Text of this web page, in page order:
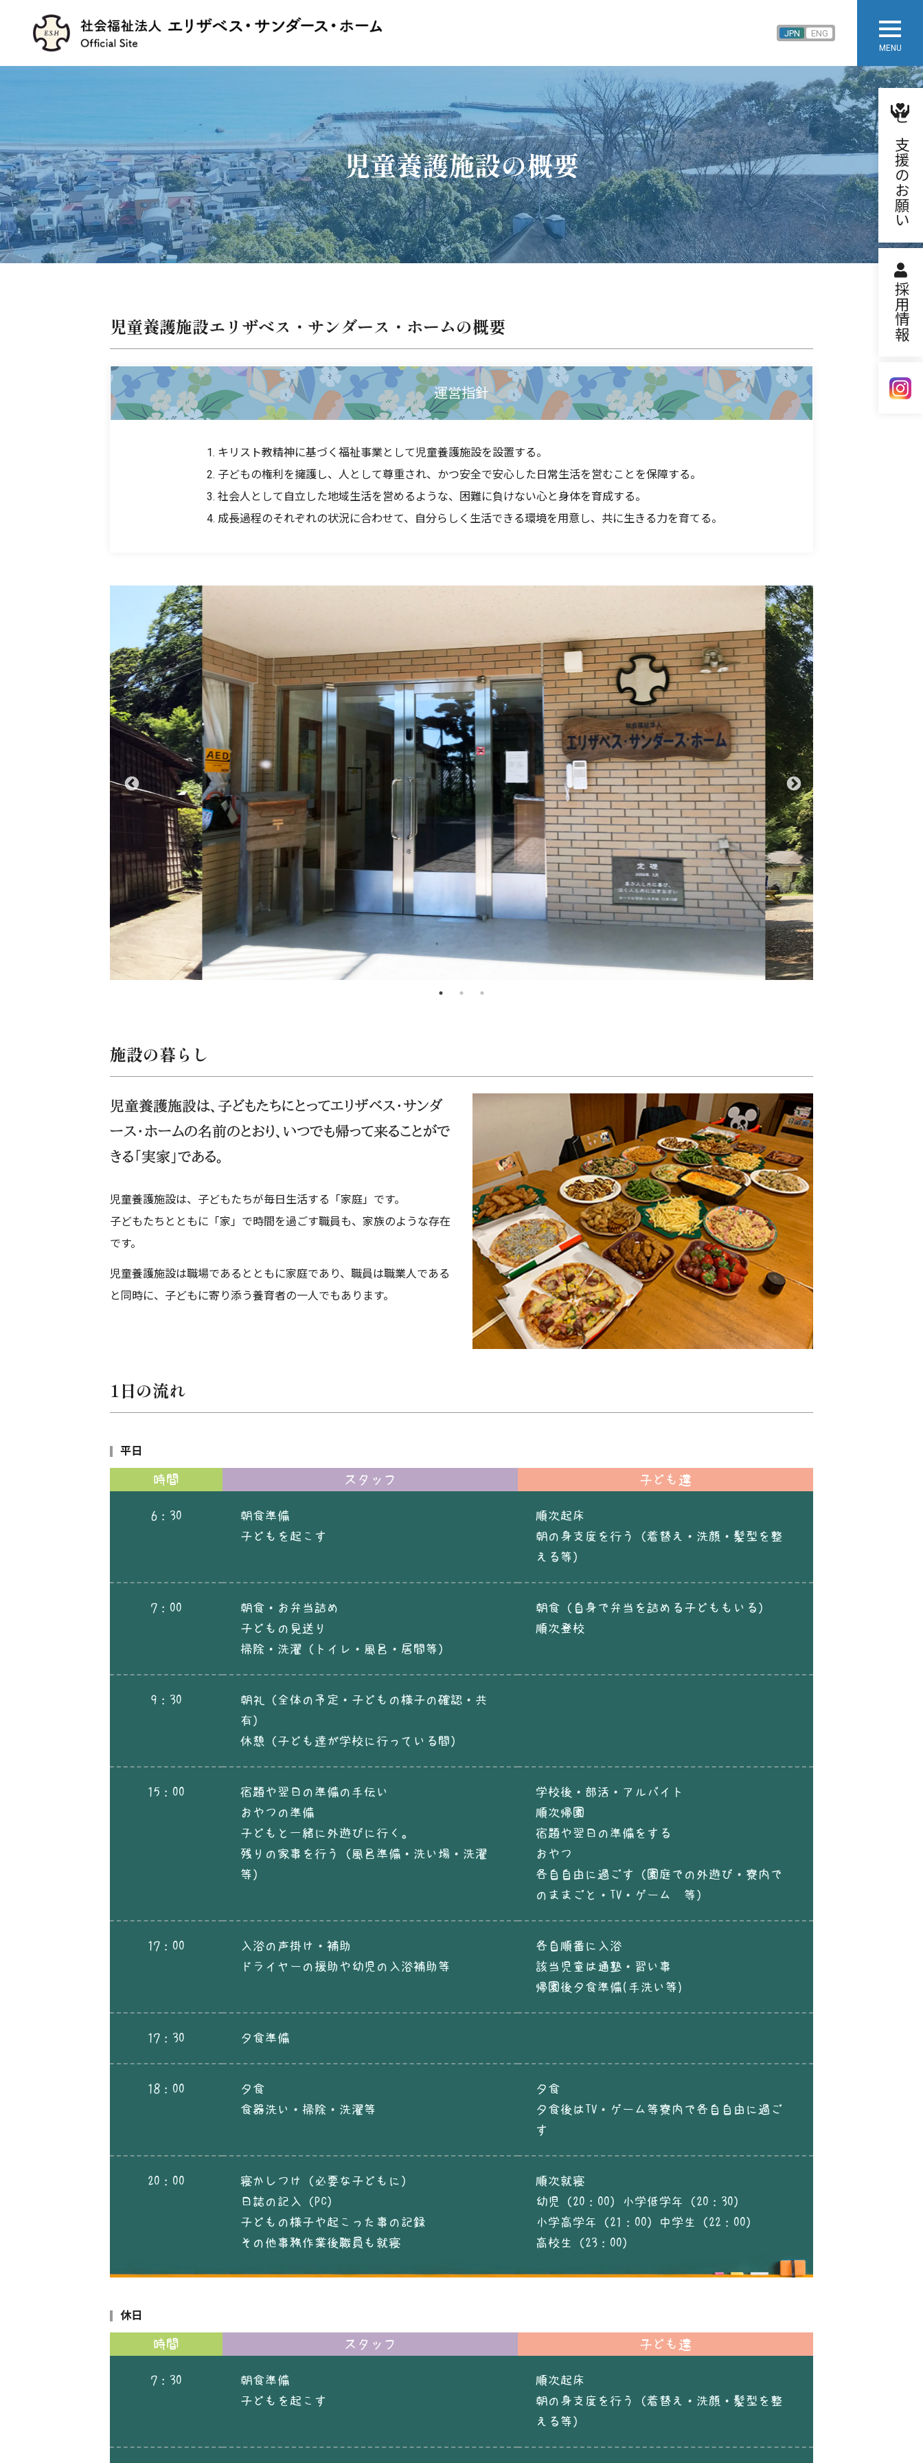
JPN ENG
MENU
ご支援のお願い
採用情報
児童養護施設の概要
児童養護施設エリザベス・サンダース・ホームの概要
運営指針
キリスト教精神に基づく福祉事業として児童養護施設を設置する。
子どもの権利を擁護し、人として尊重され、かつ安全で安心した日常生活を営むことを保障する。
社会人として自立した地域生活を営めるような、困難に負けない心と身体を育成する。
成長過程のそれぞれの状況に合わせて、自分らしく生活できる環境を用意し、共に生きる力を育てる。
施設の暮らし
児童養護施設は、子どもたちにとってエリザベス・サンダ
ース・ホームの名前のとおり、いつでも帰って来ることがで
きる「実家」である。
児童養護施設は、子どもたちが毎日生活する「家庭」です。
子どもたちとともに「家」で時間を過ごす職員も、家族のような存在
です。
児童養護施設は職場であるとともに家庭であり、職員は職業人である
と同時に、子どもに寄り添う養育者の一人でもあります。
1日の流れ
平日
時間 スタッフ 子ども達
6：30
朝食準備
子どもを起こす
順次起床
朝の身支度を行う（着替え・洗顔・髪型を整
える等）
7：00
朝食・お弁当詰め
子どもの見送り
掃除・洗濯（トイレ・風呂・居間等）
朝食（自身で弁当を詰める子どももいる）
順次登校
9：30
朝礼（全体の予定・子どもの様子の確認・共
有）
休憩（子ども達が学校に行っている間）
15：00
宿題や翌日の準備の手伝い
おやつの準備
子どもと一緒に外遊びに行く。
残りの家事を行う（風呂準備・洗い場・洗濯
等）
学校後・部活・アルバイト
順次帰園
宿題や翌日の準備をする
おやつ
各自自由に過ごす（園庭での外遊び・寮内で
のままごと・TV・ゲーム 等）
17：00
入浴の声掛け・補助
ドライヤーの援助や幼児の入浴補助等
各自順番に入浴
該当児童は通塾・習い事
帰園後夕食準備(手洗い等)
17：30 夕食準備
18：00
夕食
食器洗い・掃除・洗濯等
夕食
夕食後はTV・ゲーム等寮内で各自自由に過ご
す
20：00
寝かしつけ（必要な子どもに）
日誌の記入（PC）
子どもの様子や起こった事の記録
その他事務作業後職員も就寝
順次就寝
幼児（20：00）小学低学年（20：30）
小学高学年（21：00）中学生（22：00）
高校生（23：00）
休日
時間 スタッフ 子ども達
7：30
朝食準備
子どもを起こす
順次起床
朝の身支度を行う（着替え・洗顔・髪型を整
える等）